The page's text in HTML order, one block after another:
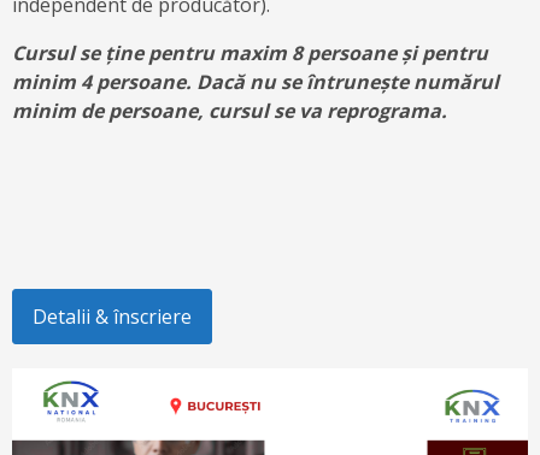
Cursul se ține pentru maxim 8 persoane și pentru
minim 4 persoane. Dacă nu se întrunește numărul
minim de persoane, cursul se va reprograma.
Detalii & înscriere